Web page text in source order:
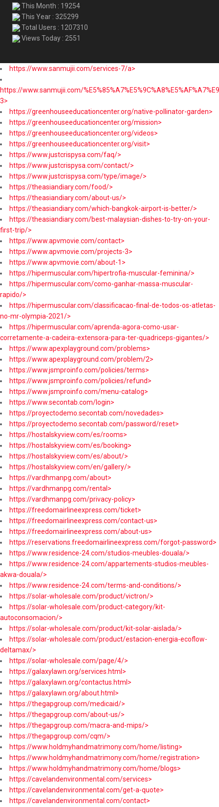
This Month : 19254
This Year : 325299
Total Users : 1207310
Views Today : 2551
https://www.sanmujii.com/services-7/a>
https://www.sanmujii.com/
3>
https://greenhouseeducationcenter.org/native-pollinator-garden>
https://greenhouseeducationcenter.org/mission>
https://greenhouseeducationcenter.org/videos>
https://greenhouseeducationcenter.org/visit>
https://www.justcrispysa.com/faq/>
https://www.justcrispysa.com/contact/>
https://www.justcrispysa.com/type/image/>
https://theasiandiary.com/food/>
https://theasiandiary.com/about-us/>
https://theasiandiary.com/which-bangkok-airport-is-better/>
https://theasiandiary.com/best-malaysian-dishes-to-try-on-your-
first-trip/>
https://www.apvmovie.com/contact>
https://www.apvmovie.com/projects-3>
https://www.apvmovie.com/about-1>
https://hipermuscular.com/hipertrofia-muscular-feminina/>
https://hipermuscular.com/como-ganhar-massa-muscular-
rapido/>
https://hipermuscular.com/classificacao-final-de-todos-os-atletas-
no-mr-olympia-2021/>
https://hipermuscular.com/aprenda-agora-como-usar-
corretamente-a-cadeira-extensora-para-ter-quadriceps-gigantes/>
https://www.apexplayground.com/problems>
https://www.apexplayground.com/problem/2>
https://www.jsmproinfo.com/policies/terms>
https://www.jsmproinfo.com/policies/refund>
https://www.jsmproinfo.com/menu-catalog>
https://www.secontab.com/login>
https://proyectodemo.secontab.com/novedades>
https://proyectodemo.secontab.com/password/reset>
https://hostalskyview.com/es/rooms>
https://hostalskyview.com/es/booking>
https://hostalskyview.com/es/about/>
https://hostalskyview.com/en/gallery/>
https://vardhmanpg.com/about>
https://vardhmanpg.com/rental>
https://vardhmanpg.com/privacy-policy>
https://freedomairlineexpress.com/ticket>
https://freedomairlineexpress.com/contact-us>
https://freedomairlineexpress.com/about-us>
https://reservations.freedomairlineexpress.com/forgot-password>
https://www.residence-24.com/studios-meubles-douala/>
https://www.residence-24.com/appartements-studios-meubles-
akwa-douala/>
https://www.residence-24.com/terms-and-conditions/>
https://solar-wholesale.com/product/victron/>
https://solar-wholesale.com/product-category/kit-
autoconsomacion/>
https://solar-wholesale.com/product/kit-solar-aislada/>
https://solar-wholesale.com/product/estacion-energia-ecoflow-
deltamax/>
https://solar-wholesale.com/page/4/>
https://galaxylawn.org/services.html>
https://galaxylawn.org/contactus.html>
https://galaxylawn.org/about.html>
https://thegapgroup.com/medicaid/>
https://thegapgroup.com/about-us/>
https://thegapgroup.com/macra-and-mips/>
https://thegapgroup.com/cqm/>
https://www.holdmyhandmatrimony.com/home/listing>
https://www.holdmyhandmatrimony.com/home/registration>
https://www.holdmyhandmatrimony.com/home/blogs>
https://cavelandenvironmental.com/services>
https://cavelandenvironmental.com/get-a-quote>
https://cavelandenvironmental.com/contact>